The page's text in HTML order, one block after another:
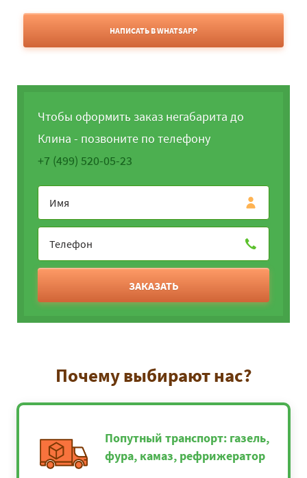
НАПИСАТЬ В WHATSAPP
Чтобы оформить заказ негабарита до
Клина - позвоните по телефону
+7 (499) 520-05-23
ЗАКАЗАТЬ
Почему выбирают нас?
Попутный транспорт: газель,
фура, камаз, рефрижератор